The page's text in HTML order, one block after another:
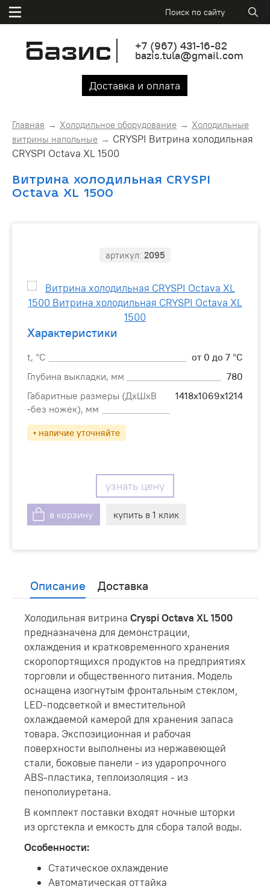
+7 (967) 431-16-82
bazis.tula@gmail.com
Доставка и оплата
Главная Холодильное оборудование
Холодильные
витрины напольные
CRYSPI Витрина холодильная
CRYSPI Octava XL 1500
Витрина холодильная CRYSPI
Octava XL 1500
артикул: 2095
Характеристики
t, °С
от 0 до 7 °C
Глубина выкладки, мм
780
Габаритные размеры (ДхШхВ
-без ножек), мм
1418х1069х1214
• наличие уточняйте
узнать цену
в корзину купить в 1 клик
Описание Доставка
Холодильная витрина Cryspi Octava XL 1500
предназначена для демонстрации,
охлаждения и кратковременного хранения
скоропортящихся продуктов на предприятиях
торговли и общественного питания. Модель
оснащена изогнутым фронтальным стеклом,
LED-подсветкой и вместительной
охлаждаемой камерой для хранения запаса
товара. Экспозиционная и рабочая
поверхности выполнены из нержавеющей
стали, боковые панели - из ударопрочного
ABS-пластика, теплоизоляция - из
пенополиуретана.
В комплект поставки входят ночные шторки
из оргстекла и емкость для сбора талой воды.
Особенности:
Статическое охлаждение
Автоматическая оттайка